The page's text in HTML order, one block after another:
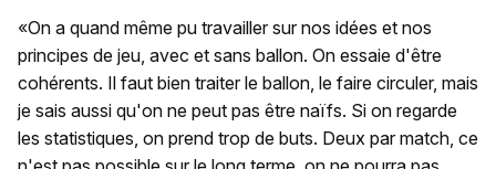
«On a quand même pu travailler sur nos idées et nos
principes de jeu, avec et sans ballon. On essaie d'être
cohérents. Il faut bien traiter le ballon, le faire circuler, mais
je sais aussi qu'on ne peut pas être naïfs. Si on regarde
les statistiques, on prend trop de buts. Deux par match, ce